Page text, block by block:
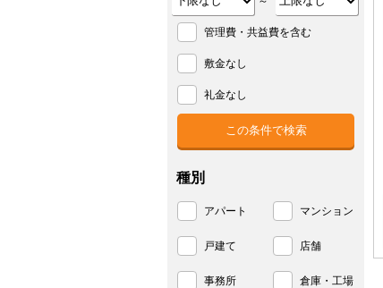
管理費・共益費を含む
敷金なし
礼金なし
種別
アパート マンション
戸建て 店舗
事務所 倉庫・工場